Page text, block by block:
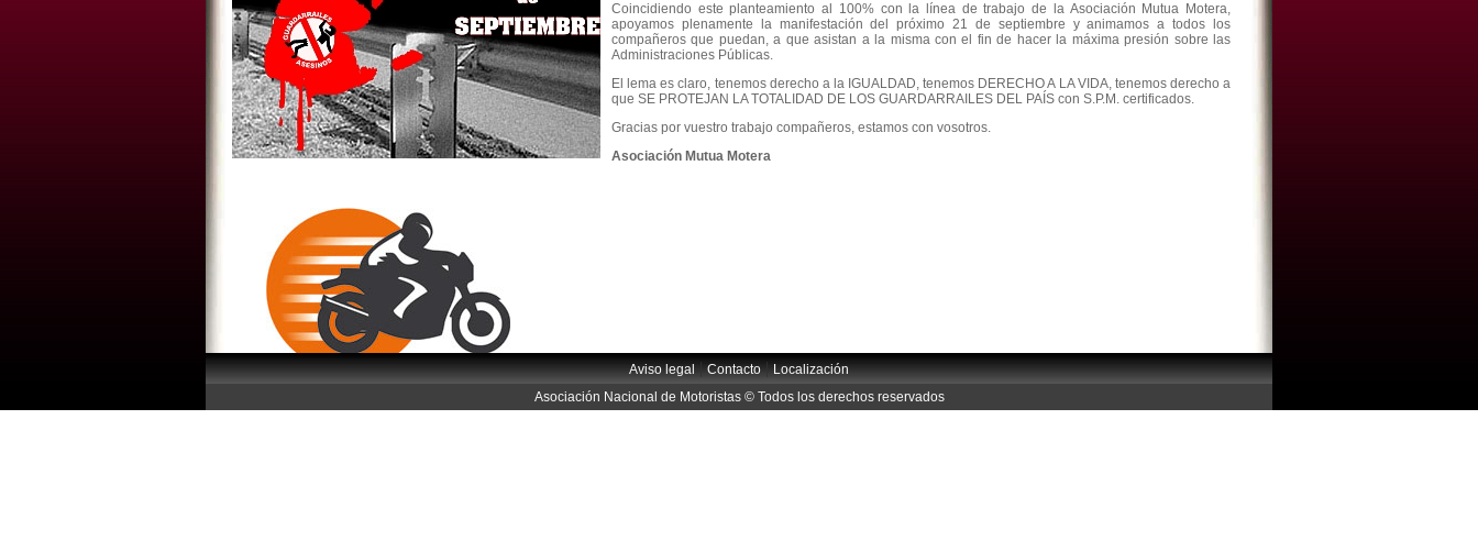
Coincidiendo este planteamiento al 100% con la línea de trabajo de la Asociación Mutua Motera,
apoyamos plenamente la manifestación del próximo 21 de septiembre y animamos a todos los
compañeros que puedan, a que asistan a la misma con el fin de hacer la máxima presión sobre las
Administraciones Públicas.
El lema es claro, tenemos derecho a la IGUALDAD, tenemos DERECHO A LA VIDA, tenemos derecho a
que SE PROTEJAN LA TOTALIDAD DE LOS GUARDARRAILES DEL PAÍS con S.P.M. certificados.
Gracias por vuestro trabajo compañeros, estamos con vosotros.
Asociación Mutua Motera
Aviso legal|Contacto|Localización
Asociación Nacional de Motoristas © Todos los derechos reservados